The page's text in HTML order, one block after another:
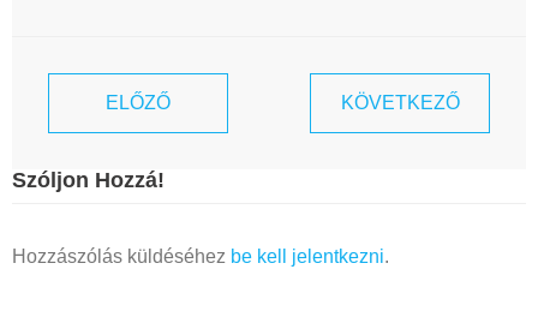
ELŐZŐ KÖVETKEZŐ
Szóljon Hozzá!
Hozzászólás küldéséhez be kell jelentkezni.